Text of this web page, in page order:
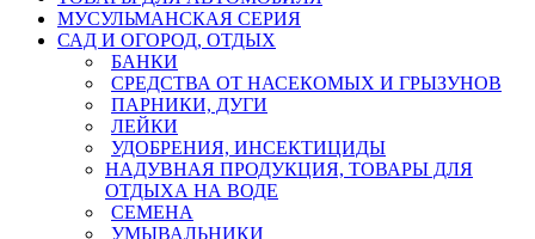
МУСУЛЬМАНСКАЯ СЕРИЯ
САД И ОГОРОД, ОТДЫХ
БАНКИ
СРЕДСТВА ОТ НАСЕКОМЫХ И ГРЫЗУНОВ
ПАРНИКИ, ДУГИ
ЛЕЙКИ
УДОБРЕНИЯ, ИНСЕКТИЦИДЫ
НАДУВНАЯ ПРОДУКЦИЯ, ТОВАРЫ ДЛЯ
ОТДЫХА НА ВОДЕ
СЕМЕНА
УМЫВАЛЬНИКИ